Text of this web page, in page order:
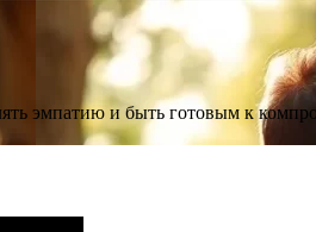
эмпатию и быть готовым к